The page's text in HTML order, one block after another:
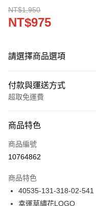
NT$1,950
NT$975
請選擇商品選項
付款與運送方式
超取免運費
信用卡一次付款
LINE Pay
悠遊付
商品特色
商品編號
10764862
商品特色
40535-131-318-02-541
幸運草繡花LOGO